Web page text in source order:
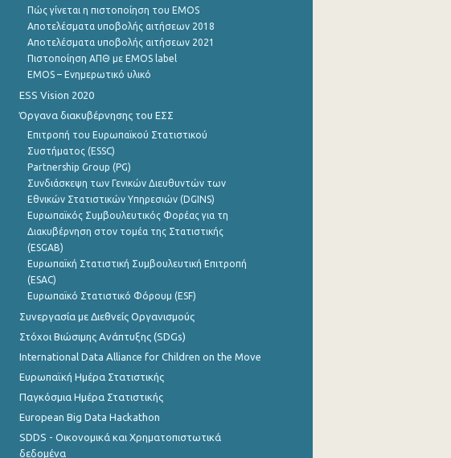
Πώς γίνεται η πιστοποίηση του EMOS
Αποτελέσματα υποβολής αιτήσεων 2018
Αποτελέσματα υποβολής αιτήσεων 2021
Πιστοποίηση ΑΠΘ με EMOS label
EMOS – Ενημερωτικό υλικό
ESS Vision 2020
Όργανα διακυβέρνησης του ΕΣΣ
Επιτροπή του Ευρωπαϊκού Στατιστικού
Συστήματος (ESSC)
Partnership Group (PG)
Συνδιάσκεψη των Γενικών Διευθυντών των
Εθνικών Στατιστικών Υπηρεσιών (DGINS)
Ευρωπαϊκός Συμβουλευτικός Φορέας για τη
Διακυβέρνηση στον τομέα της Στατιστικής
(ESGAB)
Ευρωπαϊκή Στατιστική Συμβουλευτική Επιτροπή
(ESAC)
Ευρωπαϊκό Στατιστικό Φόρουμ (ESF)
Συνεργασία με Διεθνείς Οργανισμούς
Στόχοι Βιώσιμης Ανάπτυξης (SDGs)
International Data Alliance for Children on the Move
Ευρωπαϊκή Ημέρα Στατιστικής
Παγκόσμια Ημέρα Στατιστικής
European Big Data Hackathon
SDDS - Οικονομικά και Χρηματοπιστωτικά
δεδομένα